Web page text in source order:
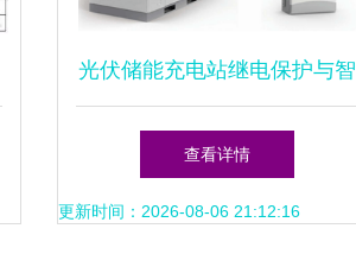
光伏储能充电站继电保护与智
慧运管 分布式光伏电力的高
效平衡设计
查看详情
更新时间：2026-08-06 21:12:16